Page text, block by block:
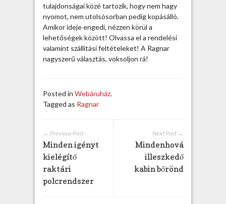
s
h
e
z
tulajdonságai közé tartozik, hogy nem hagy
nyomot, nem utolsósorban pedig kopásálló.
Amikor ideje engedi, nézzen körül a
lehetőségek között! Olvassa el a rendelési
valamint szállítási feltételeket! A Ragnar
nagyszerű választás, voksoljon rá!
Posted in Webáruház.
Tagged as Ragnar
Next Post →
Mindenhová
illeszkedő
kabin bőrönd
← Previous Post
Minden igényt
kielégítő
raktári
polcrendszer